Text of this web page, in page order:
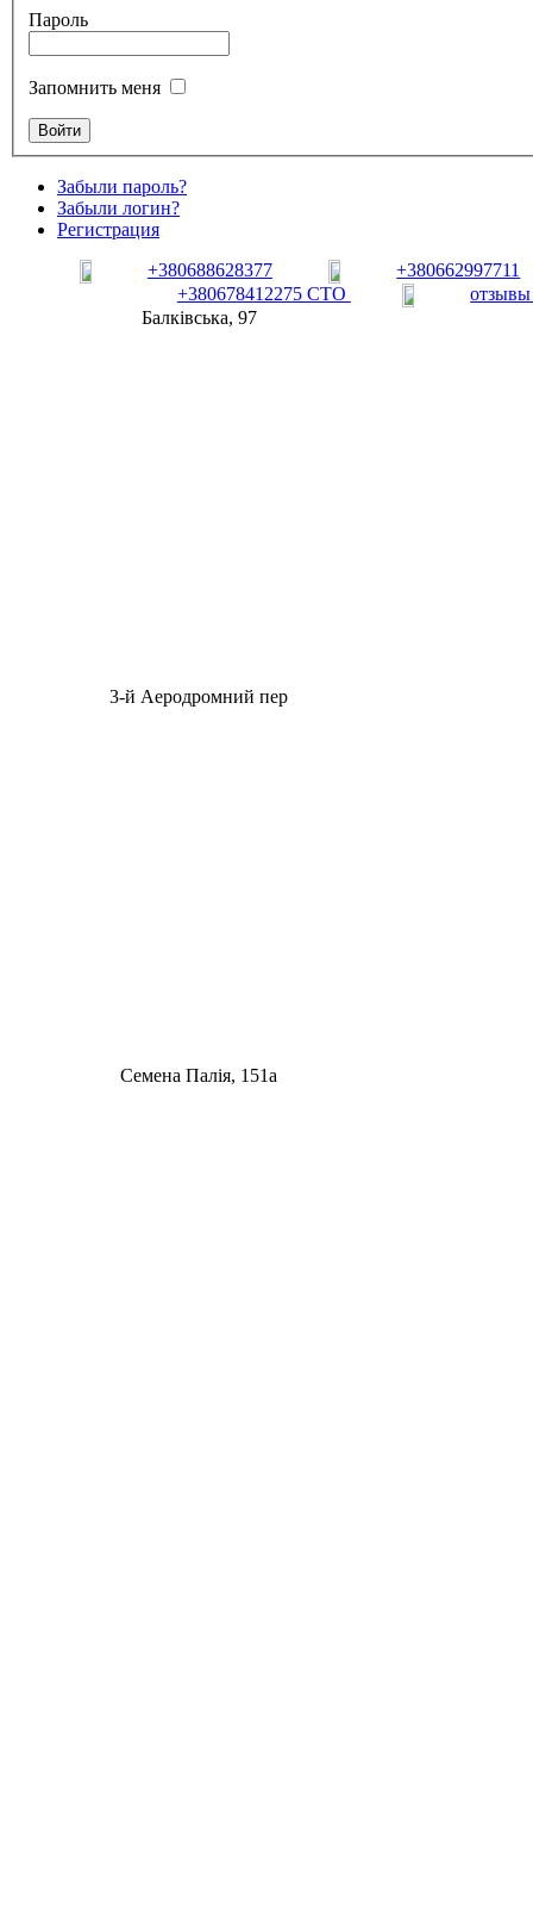
Пароль
Запомнить меня
Забыли пароль?
Забыли логин?
Регистрация
+380688628377
+380662997711
+380678412275 СТО
Балківська, 97
3-й Аеродромний пер
Семена Палія, 151а